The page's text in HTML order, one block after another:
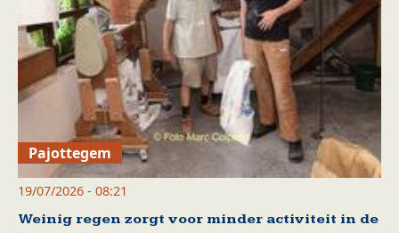
Pajottegem
19/07/2026 - 08:21
Weinig regen zorgt voor minder activiteit in de